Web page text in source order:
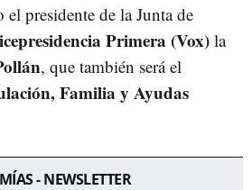
presidente de la Junta de
Primera (Vox) la
, que también será el
Familia y Ayudas
- NEWSLETTER